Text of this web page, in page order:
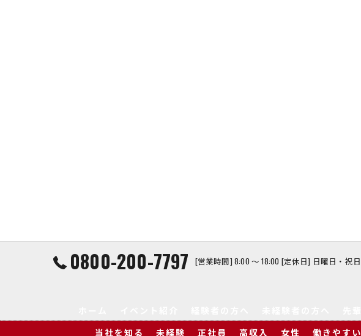
0800-200-7797 [営業時間] 8:00 ～ 18:00 [定休日] 日曜日・祝日
当社を知る
未経験 正社員 高収入 女性 働きやすい